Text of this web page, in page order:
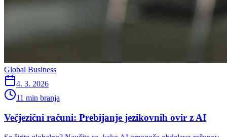
Global Business
4. 3. 2026
11 min branja
Večjezični računi: Prebijanje jezikovnih ovir z AI